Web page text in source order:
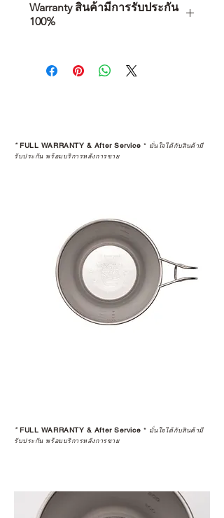
Warranty สินค้ามีการรับประกัน
100%
คุณตัดสินใจซื้อ แต่รวมไปถึง
“ประสบการณ์หลังการใช้งาน” ใน
STUDIO และร้านตัวแทนจำหน่ายที่
ได้รับการแต่งตั้งอย่างเป็นทางการ จะ
เป็นการให้คำแนะนำ การดูแลสินค้า
หรือการแก้ไขปัญหาที่อาจเกิดขึ้นใน
อนาคต
ก่อนตัดสินใจซื้อสินค้า เราอยาก
แนะนำให้คุณสอบถามทุกครั้งว่า ร้าน
ค้าที่คุณกำลังเลือกซื้อนั้น มีการรับ
ประกันสินค้าจากตัวแทนจำหน่าย
ในอุปกรณ์ที่คุณรัก มีคุณค่าอย่าง
ตัวแทนจำหน่ายที่ได้รับการแต่งตั้ง
เพื่อให้คุณได้รับทั้งสินค้า และ
*FULL WARRANTY & After Service * มั่นใจได้กับสินค้ามี
รับประกัน พร้อมบริการหลังการขาย
*FULL WARRANTY & After Service * มั่นใจได้กับสินค้ามี
รับประกัน พร้อมบริการหลังการขาย